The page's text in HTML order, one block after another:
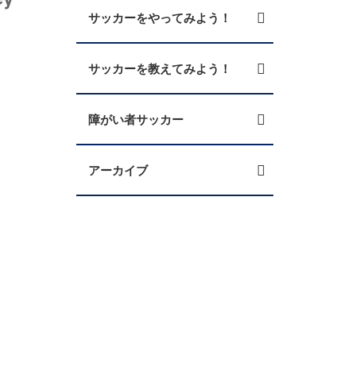
サッカーをやってみよう！
サッカーを教えてみよう！
障がい者サッカー
アーカイブ